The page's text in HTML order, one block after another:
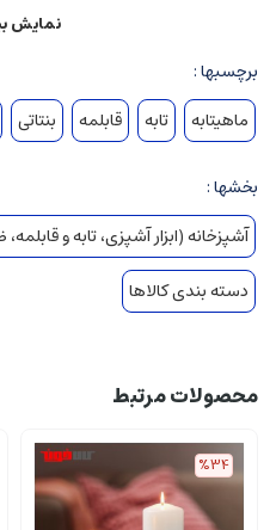
نمایش
برچسبها :
ماهیتابه
تابه قابلمه بنتاتی
بخشها :
آشپزخانه (ابزار آشپزی، تابه و
دسته بندی کالاها
محصولات مرتبط
%34